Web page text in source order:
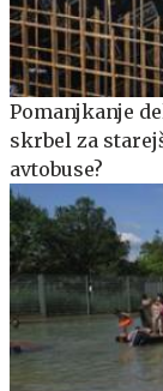
Pomanjkanje
skrbel za
avtobuse?